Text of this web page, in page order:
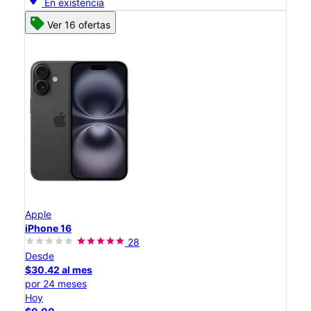
En existencia
Ver 16 ofertas
Apple
iPhone 16
28
Desde
$30.42 al mes
por 24 meses
Hoy